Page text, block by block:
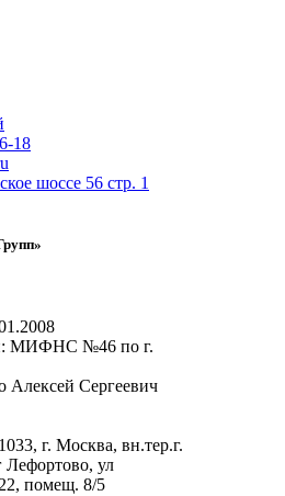
18
шоссе 56 стр. 1
МИФНС №46 по г.
Алексей Сергеевич
г. Москва, вн.тер.г.
ул
помещ. 8/5